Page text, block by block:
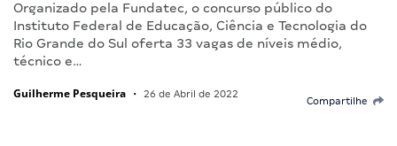
Organizado pela Fundatec, o concurso público do
Instituto Federal de Educação, Ciência e Tecnologia do
Rio Grande do Sul oferta 33 vagas de níveis médio,
técnico e…
Guilherme Pesqueira • 26 de Abril de 2022
Compartilhe